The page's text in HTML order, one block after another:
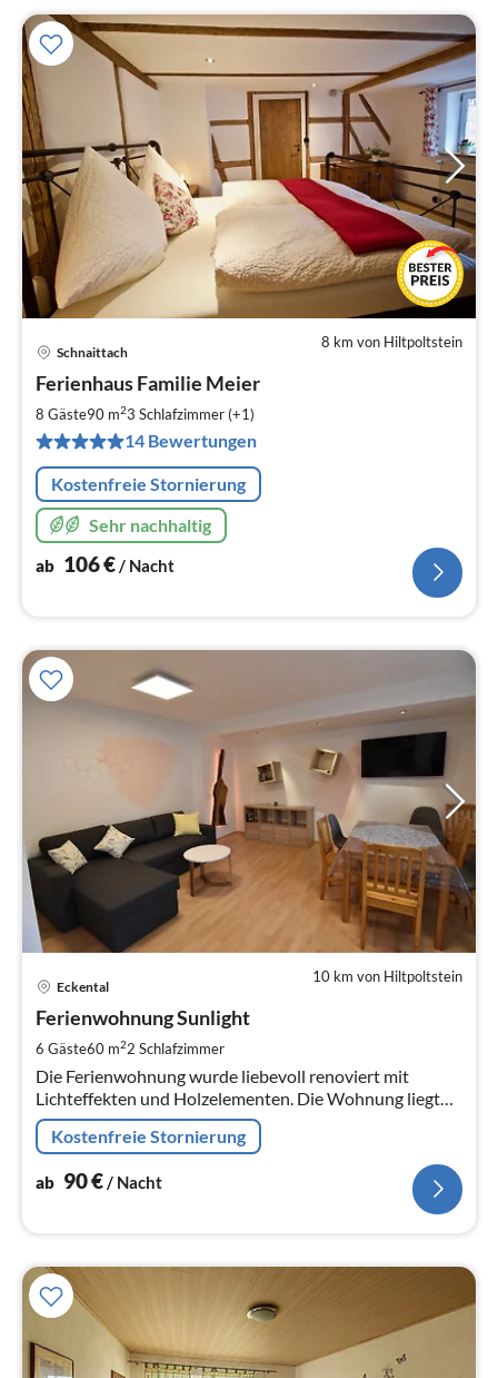
8 km von Hiltpoltstein
Schnaittach
Ferienhaus Familie Meier
8 Gäste90 m23 Schlafzimmer (+1)
14 Bewertungen
Kostenfreie Stornierung
Sehr nachhaltig
ab 106€/ Nacht
10 km von Hiltpoltstein
Eckental
Ferienwohnung Sunlight
6 Gäste60 m22 Schlafzimmer
Die Ferienwohnung wurde liebevoll renoviert mit
Lichteffekten und Holzelementen. Die Wohnung liegt
ca. 25 km von Nürnberg entfernt mit der Fränkischen
Schweiz vor unseren Toren.
Kostenfreie Stornierung
ab 90€/ Nacht